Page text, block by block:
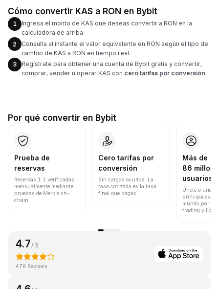
Cómo convertir KAS a RON en Bybit
1
Ingresa el monto de KAS que deseas convertir a RON en la
calculadora de arriba.
2
Consulta al instante el valor equivalente en RON según el tipo de
cambio de KAS a RON en tiempo real.
3
Regístrate para obtener una cuenta de Bybit gratis y convertir,
comprar, vender u operar KAS con cero tarifas por conversión.
Por qué convertir en Bybit
Prueba de
reservas
Reservas 1:1 verificadas
mensualmente mediante
pruebas de Merkle on-
chain.
Cero tarifas por
conversión
Sin cargos ocultos. La
tasa cotizada es la tasa
final que pagas.
Más de
86
usuarios
Únete a uno
principales
mundo por
trading y
4.7/ 5
47K Reviews